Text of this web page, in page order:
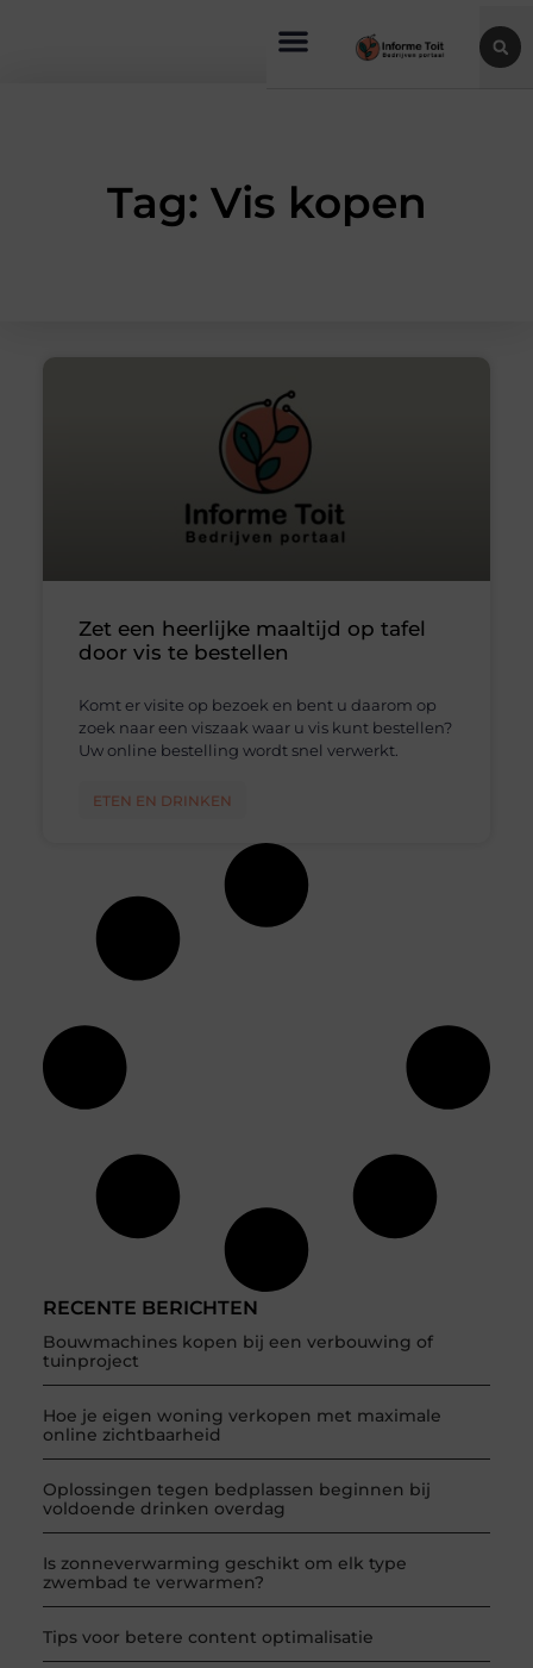
Tag: Vis kopen
RECENTE BERICHTEN
Bouwmachines kopen bij een verbouwing of
tuinproject
Hoe je eigen woning verkopen met maximale
online zichtbaarheid
Oplossingen tegen bedplassen beginnen bij
voldoende drinken overdag
Is zonneverwarming geschikt om elk type
zwembad te verwarmen?
Tips voor betere content optimalisatie
Zet een heerlijke maaltijd op tafel
door vis te bestellen
Komt er visite op bezoek en bent u daarom op
zoek naar een viszaak waar u vis kunt bestellen?
Uw online bestelling wordt snel verwerkt.
ETEN EN DRINKEN